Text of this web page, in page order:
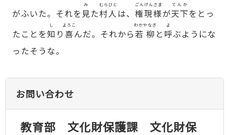
がふいた。それを見
み
た村人
むらびと
は、 権現様
ごんげんさま
が天下
てんか
をとっ
たことを知
し
り 喜
よろこ
んだ。それから若柳
わかやなぎ
と 呼
よ
ぶようにな
ったそうな。
お問い合わせ
教育部 文化財保護課 文化財保